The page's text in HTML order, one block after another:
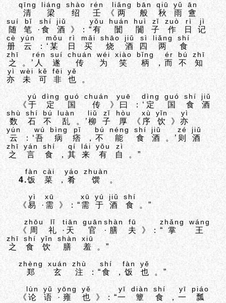
清
qīng
梁
liáng
绍
shào
壬
rén
《 两
liǎng
般
bān
秋
qiū
雨
yǔ
盦
ān
随
suí
笔
bǐ
· 食
shí
酒
jiǔ
》：“有
yǒu
闤
huán
闠
huì
子
zǐ
作
zuò
日
rì
记
jì
册
cè
云
yún
：‘ 某
mǒu
日
rì
买
mǎi
烧
shāo
酒
jiǔ
四
sì
两
liǎng
食
shí
之
zhī
。’ 人
rén
遂
suí
传
chuán
为
wéi
笑
xiào
柄
bǐng
，而
ér
不
bú
知
zhī
亦
yì
未
wèi
可
kě
非
fēi
也
yě
。
《 于
yú
定
dìng
国
guó
传
chuán
》 曰
yuē
：‘ 定
dìng
国
guó
食
shí
酒
jiǔ
数
shù
石
shí
不
bú
乱
luàn
。’柳
liǔ
子
zǐ
厚
hòu
《 序
xù
饮
yǐn
》亦
yì
云
yún
：‘吾
wú
病
bìng
痞
pǐ
，不
bú
能
néng
食
shí
酒
jiǔ
。’ 则
zé
酒
jiǔ
之
zhī
言
yán
食
shí
，其
qí
来
lái
有
yǒu
自
zì
。”
4.饭
fàn
菜
cài
， 肴
yáo
馔
zhuàn
。
《易
yì
· 需
xū
》：“ 需
xū
于
yú
酒
jiǔ
食
shí
。”
《 周
zhōu
礼
lǐ
· 天
tiān
官
guān
· 膳
shàn
夫
fū
》：“ 掌
zhǎng
王
wáng
之
zhī
食
shí
饮
yǐn
膳
shàn
羞
xiū
。”
郑
zhèng
玄
xuán
注
zhù
：“食
shí
，饭
fàn
也
yě
。”
《 论
lùn
语
yǔ
· 雍
yōng
也
yě
》：“一
yī
簟
diàn
食
shí
，一
yī
瓢
piáo